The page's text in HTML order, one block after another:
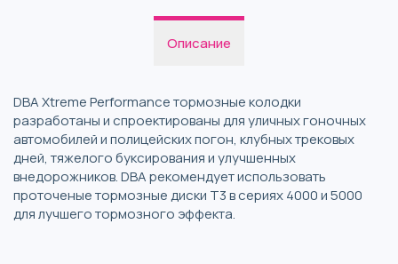
Описание
DBA Xtreme Performance тормозные колодки
разработаны и спроектированы для уличных гоночных
автомобилей и полицейских погон, клубных трековых
дней, тяжелого буксирования и улучшенных
внедорожников. DBA рекомендует использовать
проточеные тормозные диски T3 в сериях 4000 и 5000
для лучшего тормозного эффекта.